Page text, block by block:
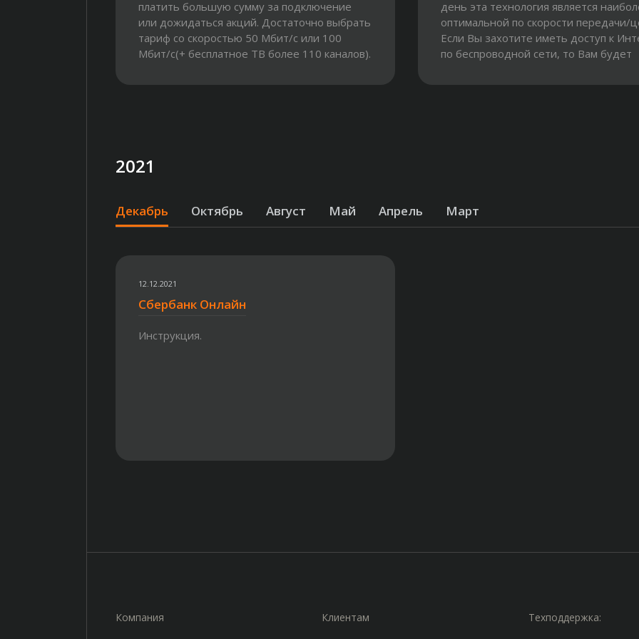
платить большую сумму за подключение
или дожидаться акций. Достаточно выбрать
тариф со скоростью 50 Мбит/с или 100
Мбит/с(+ бесплатное ТВ более 110 каналов).
день эта технология является
оптимальной по скорости передачи/
Если Вы захотите иметь доступ к
по беспроводной сети, то Вам будет
2021
Декабрь Октябрь Август Май Апрель Март
12.12.2021
Сбербанк Онлайн
Инструкция.
Компания
Клиентам
Техподдержка: